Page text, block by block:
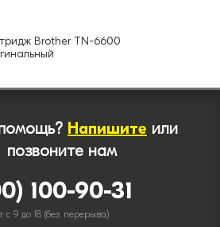
Brother TN-6600
Напишите или
позвоните нам
100-90-31
с 9 до 18 (без перерыва)